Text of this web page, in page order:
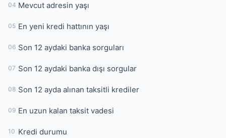
04 Mevcut adresin yaşı
05 En yeni kredi hattının yaşı
06 Son 12 aydaki banka sorguları
07 Son 12 aydaki banka dışı sorgular
08 Son 12 ayda alınan taksitli krediler
09 En uzun kalan taksit vadesi
10 Kredi durumu